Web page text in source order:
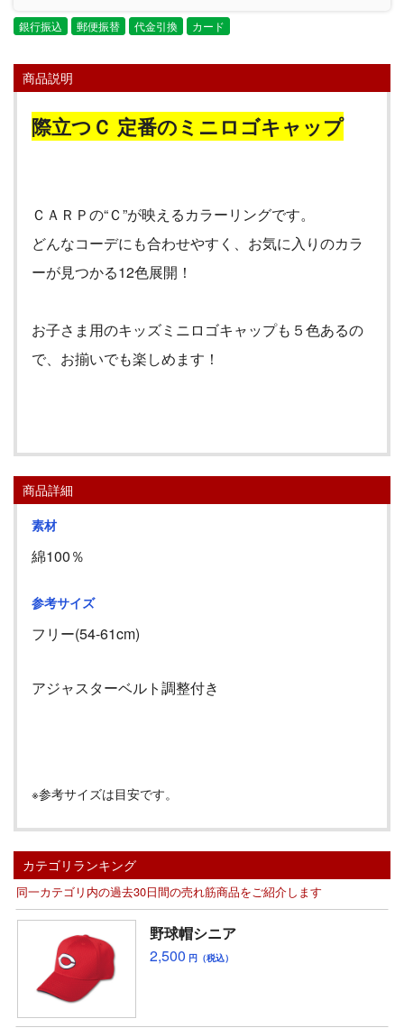
銀行振込 郵便振替 代金引換 カード
商品説明
際立つＣ 定番のミニロゴキャップ
ＣＡＲＰの“Ｃ”が映えるカラーリングです。
どんなコーデにも合わせやすく、お気に入りのカラ
ーが見つかる12色展開！
お子さま用のキッズミニロゴキャップも５色あるの
で、お揃いでも楽しめます！
商品詳細
素材
綿100％
参考サイズ
フリー(54-61cm)
アジャスターベルト調整付き
※参考サイズは目安です。
カテゴリランキング
同一カテゴリ内の過去30日間の売れ筋商品をご紹介します
野球帽シニア
2,500 円（税込）